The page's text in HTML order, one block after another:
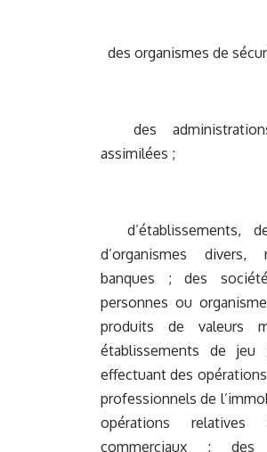
des organismes de
des
assimilées ;
d’établissements,
d’organismes divers,
banques ; des
personnes ou
produits de valeurs
établissements de jeu
effectuant des opérations
professionnels de
opérations
commerciaux ; des